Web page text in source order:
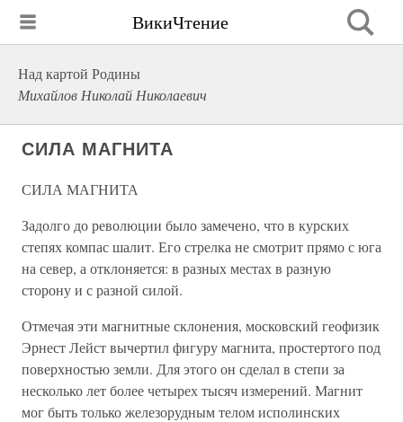
ВикиЧтение
Над картой Родины
Михайлов Николай Николаевич
СИЛА МАГНИТА
СИЛА МАГНИТА
Задолго до революции было замечено, что в курских
степях компас шалит. Его стрелка не смотрит прямо с юга
на север, а отклоняется: в разных местах в разную
сторону и с разной силой.
Отмечая эти магнитные склонения, московский геофизик
Эрнест Лейст вычертил фигуру магнита, простертого под
поверхностью земли. Для этого он сделал в степи за
несколько лет более четырех тысяч измерений. Магнит
мог быть только железорудным телом исполинских